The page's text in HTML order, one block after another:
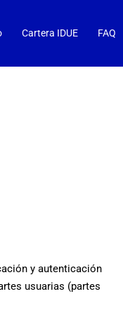
Cartera IDUE FAQ
y autenticación
usuarias (partes